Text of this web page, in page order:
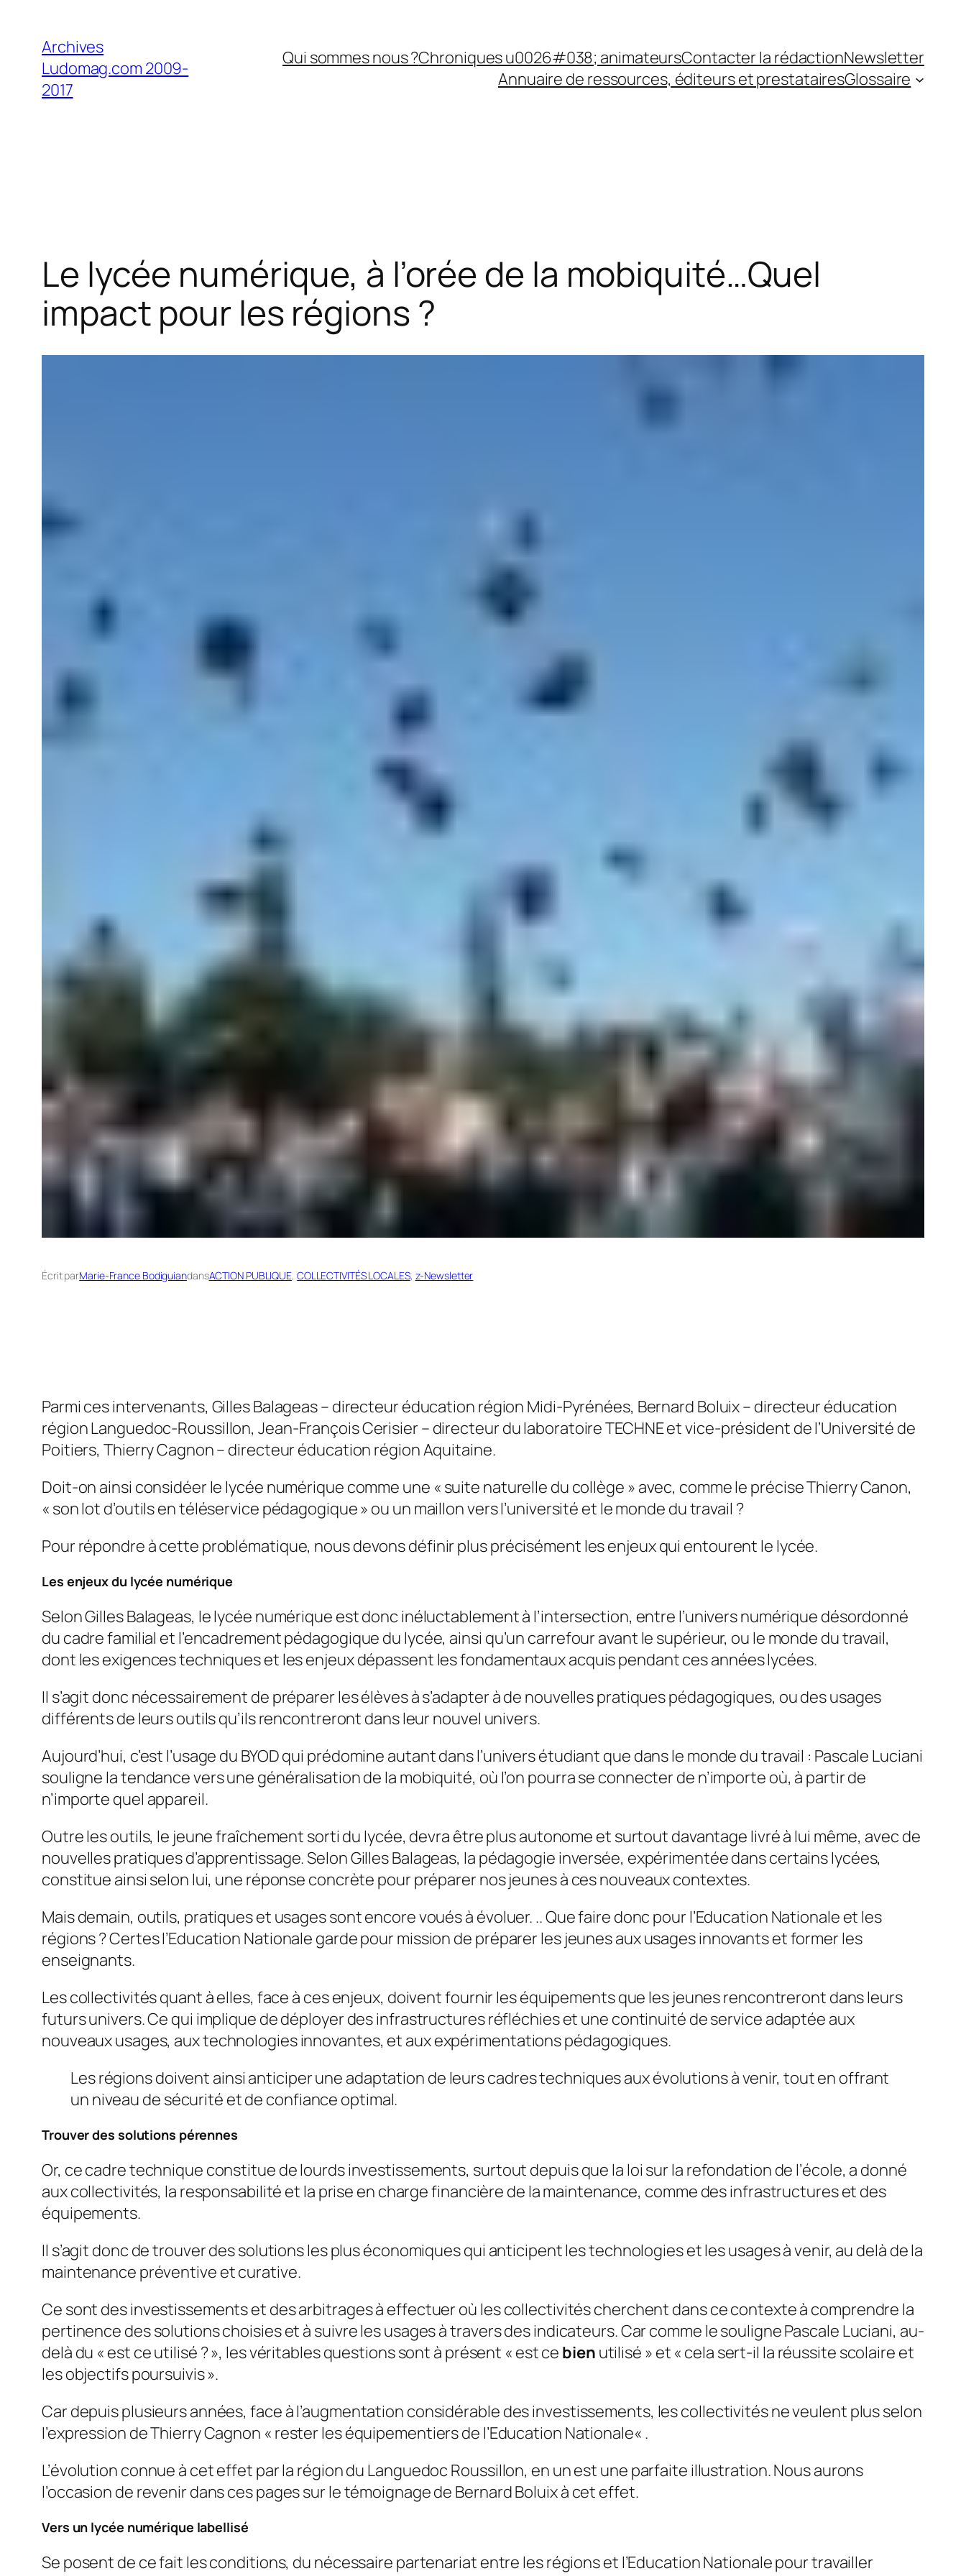
contenu
Archives
Ludomag.com 2009-
2017
Qui sommes nous ?Chroniques u0026#038; animateursContacter la rédactionNewsletter
Annuaire de ressources, éditeurs et prestatairesGlossaire
Le lycée numérique, à l’orée de la mobiquité…Quel
impact pour les régions ?
Écrit parMarie-France BodiguiandansACTION PUBLIQUE, COLLECTIVITÉS LOCALES, z-Newsletter
Parmi ces intervenants, Gilles Balageas – directeur éducation région Midi-Pyrénées, Bernard Boluix – directeur éducation
région Languedoc-Roussillon, Jean-François Cerisier – directeur du laboratoire TECHNE et vice-président de l’Université de
Poitiers, Thierry Cagnon – directeur éducation région Aquitaine.
Doit-on ainsi considéer le lycée numérique comme une « suite naturelle du collège » avec, comme le précise Thierry Canon,
« son lot d’outils en téléservice pédagogique» ou un maillon vers l’université et le monde du travail ?
Pour répondre à cette problématique, nous devons définir plus précisément les enjeux qui entourent le lycée.
Les enjeux du lycée numérique
Selon Gilles Balageas, le lycée numérique est donc inéluctablement à l’intersection, entre l’univers numérique désordonné
du cadre familial et l’encadrement pédagogique du lycée, ainsi qu’un carrefour avant le supérieur, ou le monde du travail,
dont les exigences techniques et les enjeux dépassent les fondamentaux acquis pendant ces années lycées.
Il s’agit donc nécessairement de préparer les élèves à s’adapter à de nouvelles pratiques pédagogiques, ou des usages
différents de leurs outils qu’ils rencontreront dans leur nouvel univers.
Aujourd’hui, c’est l’usage du BYOD qui prédomine autant dans l’univers étudiant que dans le monde du travail : Pascale Luciani
souligne la tendance vers une généralisation de la mobiquité, où l’on pourra se connecter de n’importe où, à partir de
n’importe quel appareil.
Outre les outils, le jeune fraîchement sorti du lycée, devra être plus autonome et surtout davantage livré à lui même, avec de
nouvelles pratiques d’apprentissage. Selon Gilles Balageas, la pédagogie inversée, expérimentée dans certains lycées,
constitue ainsi selon lui, une réponse concrète pour préparer nos jeunes à ces nouveaux contextes.
Mais demain, outils, pratiques et usages sont encore voués à évoluer. .. Que faire donc pour l’Education Nationale et les
régions ? Certes l’Education Nationale garde pour mission de préparer les jeunes aux usages innovants et former les
enseignants.
Les collectivités quant à elles, face à ces enjeux, doivent fournir les équipements que les jeunes rencontreront dans leurs
futurs univers. Ce qui implique de déployer des infrastructures réfléchies et une continuité de service adaptée aux
nouveaux usages, aux technologies innovantes, et aux expérimentations pédagogiques.
Les régions doivent ainsi anticiper une adaptation de leurs cadres techniques aux évolutions à venir, tout en offrant
un niveau de sécurité et de confiance optimal.
Trouver des solutions pérennes
Or, ce cadre technique constitue de lourds investissements, surtout depuis que la loi sur la refondation de l’école, a donné
aux collectivités, la responsabilité et la prise en charge financière de la maintenance, comme des infrastructures et des
équipements.
Il s’agit donc de trouver des solutions les plus économiques qui anticipent les technologies et les usages à venir, au delà de la
maintenance préventive et curative.
Ce sont des investissements et des arbitrages à effectuer où les collectivités cherchent dans ce contexte à comprendre la
pertinence des solutions choisies et à suivre les usages à travers des indicateurs. Car comme le souligne Pascale Luciani, au-
delà du « est ce utilisé ? », les véritables questions sont à présent « est ce bien utilisé » et « cela sert-il la réussite scolaire et
les objectifs poursuivis ».
Car depuis plusieurs années, face à l’augmentation considérable des investissements, les collectivités ne veulent plus selon
l’expression de Thierry Cagnon « rester les équipementiers de l’Education Nationale« .
L’évolution connue à cet effet par la région du Languedoc Roussillon, en un est une parfaite illustration. Nous aurons
l’occasion de revenir dans ces pages sur le témoignage de Bernard Boluix à cet effet.
Vers un lycée numérique labellisé
Se posent de ce fait les conditions, du nécessaire partenariat entre les régions et l’Education Nationale pour travailler